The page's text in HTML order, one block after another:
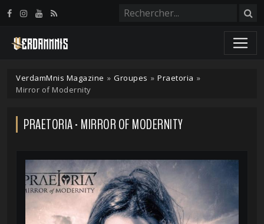
VerdamMnis Magazine » Groupes » Praetoria »
Mirror of Modernity
PRAETORIA - MIRROR OF MODERNITY
Panneau de gestion des cookies